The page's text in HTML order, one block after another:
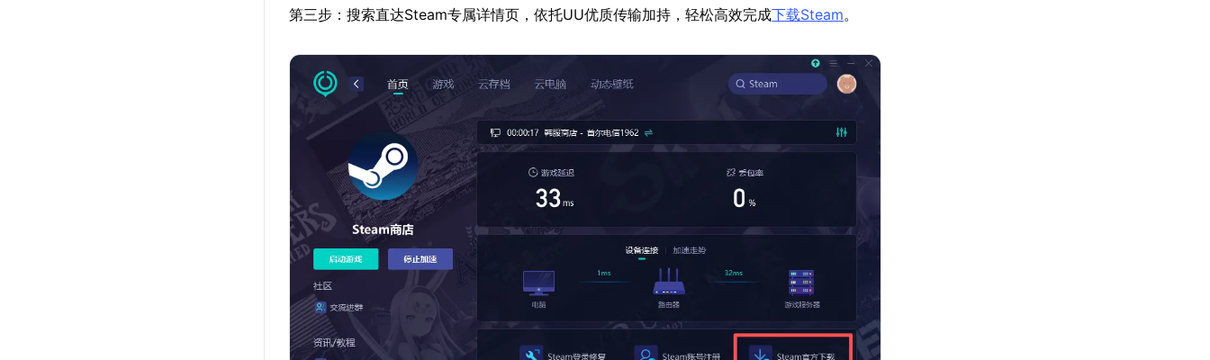
第三步：搜索直达Steam专属详情页，依托UU优质传输加持，轻松高效完成下载Steam。